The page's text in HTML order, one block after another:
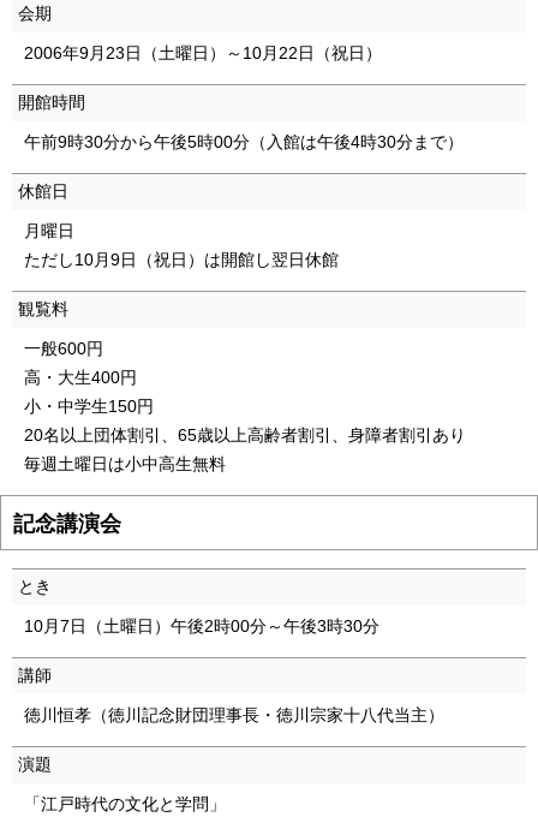
会期
2006年9月23日（土曜日）～10月22日（祝日）
開館時間
午前9時30分から午後5時00分（入館は午後4時30分まで）
休館日
月曜日
ただし10月9日（祝日）は開館し翌日休館
観覧料
一般600円
高・大生400円
小・中学生150円
20名以上団体割引、65歳以上高齢者割引、身障者割引あり
毎週土曜日は小中高生無料
記念講演会
とき
10月7日（土曜日）午後2時00分～午後3時30分
講師
徳川恒孝（徳川記念財団理事長・徳川宗家十八代当主）
演題
「江戸時代の文化と学問」